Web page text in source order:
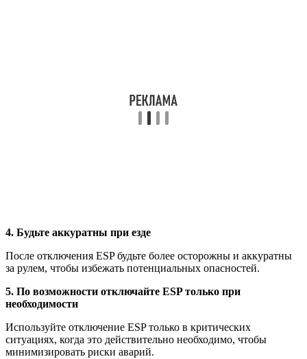
4. Будьте аккуратны при езде
После отключения ESP будьте более осторожны и аккуратны
за рулем, чтобы избежать потенциальных опасностей.
5. По возможности отключайте ESP только при
необходимости
Используйте отключение ESP только в критических
ситуациях, когда это действительно необходимо, чтобы
минимизировать риски аварий.